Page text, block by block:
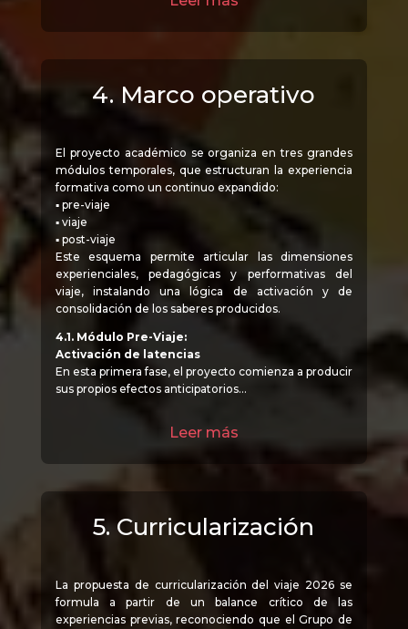
4. Marco operativo
El proyecto académico se organiza en tres grandes
módulos temporales, que estructuran la experiencia
formativa como un continuo expandido:
▪ pre-viaje
▪ viaje
▪ post-viaje
Este esquema permite articular las dimensiones
experienciales, pedagógicas y performativas del
viaje, instalando una lógica de activación y de
consolidación de los saberes producidos.
4.1. Módulo Pre-Viaje:
Activación de latencias
En esta primera fase, el proyecto comienza a producir
sus propios efectos anticipatorios…
Leer más
5. Curricularización
La propuesta de curricularización del viaje 2026 se
formula a partir de un balance crítico de las
experiencias previas, reconociendo que el Grupo de